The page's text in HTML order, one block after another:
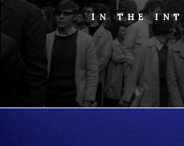
IN THE